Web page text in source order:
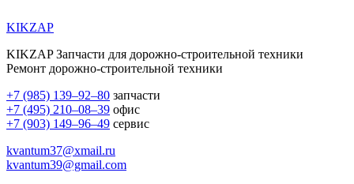
KIKZAP
KIKZAP Запчасти для дорожно-строительной техники
Ремонт дорожно-строительной техники
+7 (985) 139–92–80 запчасти
+7 (495) 210–08–39 офис
+7 (903) 149–96–49 сервис
kvantum37@xmail.ru
kvantum39@gmail.com